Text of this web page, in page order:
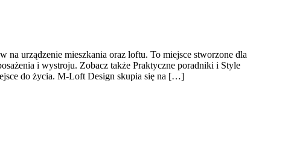
urządzenie mieszkania oraz loftu. To miejsce stworzone dla
i wystroju. Zobacz także Praktyczne poradniki i Style
do życia. M-Loft Design skupia się na […]